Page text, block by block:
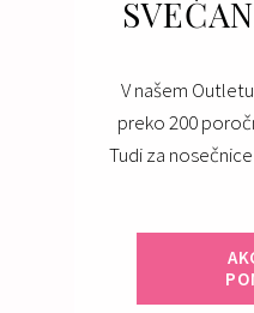
V našem
preko 200
Tudi za